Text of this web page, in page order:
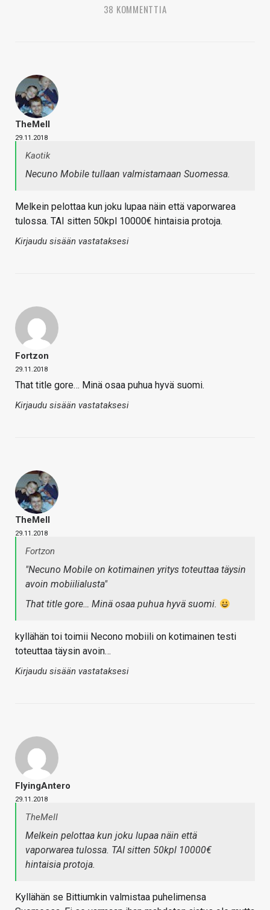
38 KOMMENTTIA
TheMeII
29.11.2018
Kaotik
Necuno Mobile tullaan valmistamaan Suomessa.
Melkein pelottaa kun joku lupaa näin että vaporwarea
tulossa. TAI sitten 50kpl 10000€ hintaisia protoja.
Kirjaudu sisään vastataksesi
Fortzon
29.11.2018
That title gore… Minä osaa puhua hyvä suomi.
Kirjaudu sisään vastataksesi
TheMeII
29.11.2018
Fortzon
"Necuno Mobile on kotimainen yritys toteuttaa täysin
avoin mobiilialusta"
That title gore… Minä osaa puhua hyvä suomi.
kyllähän toi toimii Necono mobiili on kotimainen testi
toteuttaa täysin avoin…
Kirjaudu sisään vastataksesi
FlyingAntero
29.11.2018
TheMeII
Melkein pelottaa kun joku lupaa näin että
vaporwarea tulossa. TAI sitten 50kpl 10000€
hintaisia protoja.
Kyllähän se Bittiumkin valmistaa puhelimensa